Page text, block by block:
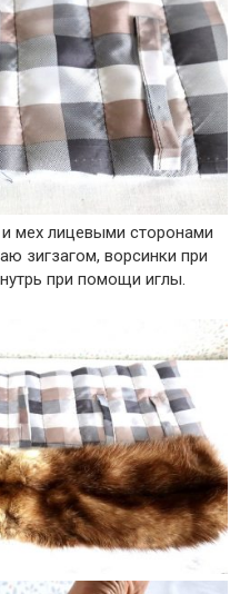
мех лицевыми сторонами
зигзагом, ворсинки при
при помощи иглы.